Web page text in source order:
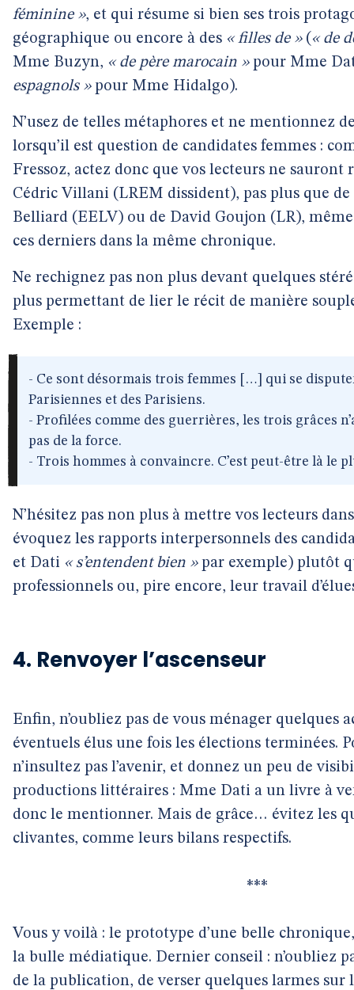
féminine », et qui résume si bien ses trois
géographique ou encore à des « filles de »( « de
Mme Buzyn, « de père marocain »pour Mme
espagnols »pour Mme Hidalgo).
N’usez de telles métaphores et ne mentionnez
lorsqu’il est question de candidates femmes :
Fressoz, actez donc que vos lecteurs ne sauront
Cédric Villani (LREM dissident), pas plus que
Belliard (EELV) ou de David Goujon (LR),
ces derniers dans la même chronique.
Ne rechignez pas non plus devant quelques
plus permettant de lier le récit de manière
Exemple :
- Ce sont désormais trois femmes […] qui se
Parisiennes et des Parisiens.
- Profilées comme des guerrières, les trois grâces
pas de la force.
- Trois hommes à convaincre. C’est peut-être là le
N’hésitez pas non plus à mettre vos lecteurs
évoquez les rapports interpersonnels des
et Dati « s’entendent bien »par exemple) plutôt
professionnels ou, pire encore, leur travail
4. Renvoyer l’ascenseur
Enfin, n’oubliez pas de vous ménager quelques
éventuels élus une fois les élections terminées.
n’insultez pas l’avenir, et donnez un peu de
productions littéraires : Mme Dati a un livre à
donc le mentionner. Mais de grâce… évitez les
clivantes, comme leurs bilans respectifs.
***
Vous y voilà : le prototype d’une belle
la bulle médiatique. Dernier conseil : n’oubliez
de la publication, de verser quelques larmes sur